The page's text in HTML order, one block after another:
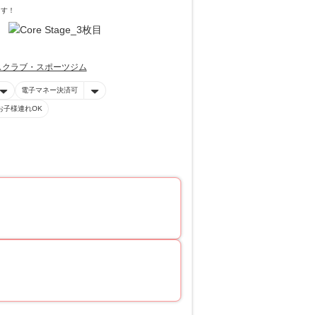
！
ラブ・スポーツジム
電子マネー決済可
子様連れOK